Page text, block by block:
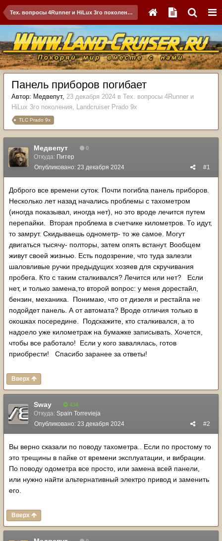
Тех. вопросы 4Runner и HiLux 3го поколения, Landсruiser Prado 9x
Панель приборов погибает
Автор: Медвепут, 23 декабря 2024 в Тех. вопросы 4Runner и
HiLux 3го поколения, Landсruiser Prado 9x
TLC Prado 9x
Медвепут 0
Откуда: Питер
#1
Опубликовано: 23 декабря 2024
Доброго все времени суток. Почти погибла панель приборов.
Несколько лет назад начались проблемы с тахометром
(иногда показывал, иногда нет), но это вроде лечится путем
перепайки. Вторая проблема в счетчике километров. То идут,
то замрут. Скидываешь однометр- то же самое. Могут
двигаться тысячу- полторы, затем опять встанут. Вообщем
живут своей жизнью. Есть подозрение, что туда залезли
шаловливые ручки предыдущих хозяев для скручивания
пробега. Кто с таким сталкивался? Лечится или нет? Если
нет, и только замена,то второй вопрос: у меня дорестайл,
бензин, механика. Понимаю, что от дизеля и рестайла не
подойдет панель. А от автомата? Вроде отличия только в
окошках посередине. Подскажите, кто сталкивался, а то
надоело уже километраж на бумажке записывать. Хочется,
чтобы все работало! Если у кого завалялась, готов
приобрести! Спасибо заранее за ответы!
Вверх
Sway 434
Откуда: Spain Torrevieja
#2
Опубликовано: 23 декабря 2024
Вы верно сказали по поводу тахометра.. Если по простому то
это трещины в пайке от времени эксплуатации, и вибрации.
По поводу одометра все просто, или замена всей панели,
или нужно найти альтернативный электро привод и заменить
его.
Вверх